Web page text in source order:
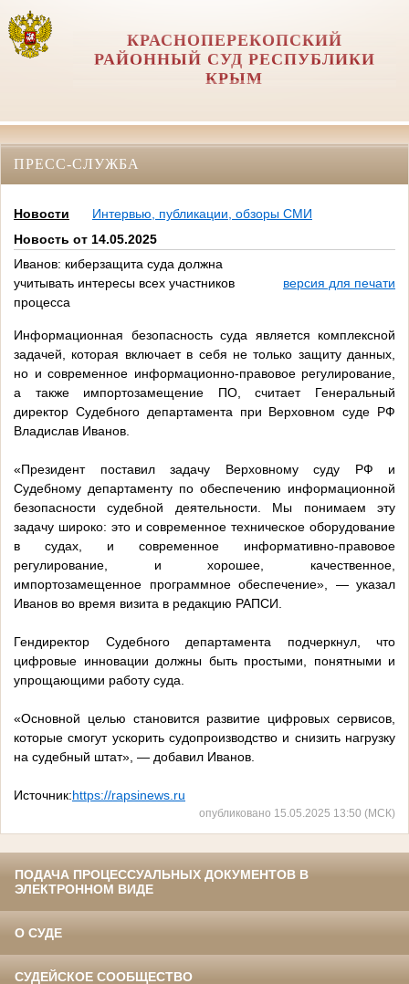
КРАСНОПЕРЕКОПСКИЙ
РАЙОННЫЙ СУД РЕСПУБЛИКИ
КРЫМ
ПРЕСС-СЛУЖБА
Новости
Интервью, публикации, обзоры СМИ
Новость от 14.05.2025
Иванов: киберзащита суда должна
учитывать интересы всех участников
процесса
версия для печати
Информационная безопасность суда является комплексной
задачей, которая включает в себя не только защиту данных,
но и современное информационно-правовое регулирование,
а также импортозамещение ПО, считает Генеральный
директор Судебного департамента при Верховном суде РФ
Владислав Иванов.
«Президент поставил задачу Верховному суду РФ и
Судебному департаменту по обеспечению информационной
безопасности судебной деятельности. Мы понимаем эту
задачу широко: это и современное техническое оборудование
в судах, и современное информативно-правовое
регулирование, и хорошее, качественное,
импортозамещенное программное обеспечение», — указал
Иванов во время визита в редакцию РАПСИ.
Гендиректор Судебного департамента подчеркнул, что
цифровые инновации должны быть простыми, понятными и
упрощающими работу суда.
«Основной целью становится развитие цифровых сервисов,
которые смогут ускорить судопроизводство и снизить нагрузку
на судебный штат», — добавил Иванов.
Источник:https://rapsinews.ru
опубликовано 15.05.2025 13:50 (МСК)
ПОДАЧА ПРОЦЕССУАЛЬНЫХ ДОКУМЕНТОВ В
ЭЛЕКТРОННОМ ВИДЕ
О СУДЕ
СУДЕЙСКОЕ СООБЩЕСТВО